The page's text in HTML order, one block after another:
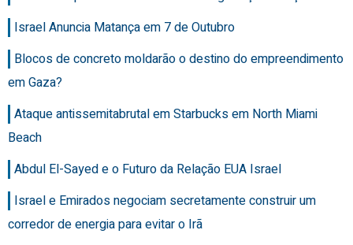
Israel Anuncia Matança em 7 de Outubro
Blocos de concreto moldarão o destino do empreendimento
em Gaza?
Ataque antissemitabrutal em Starbucks em North Miami
Beach
Abdul El-Sayed e o Futuro da Relação EUA Israel
Israel e Emirados negociam secretamente construir um
corredor de energia para evitar o Irã